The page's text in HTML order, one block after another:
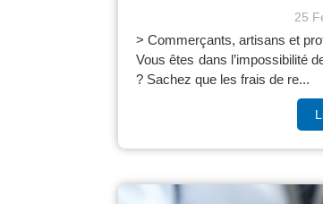
25
> Commerçants, artisans et
Vous êtes dans l’impossibilité
? Sachez que les frais de re...